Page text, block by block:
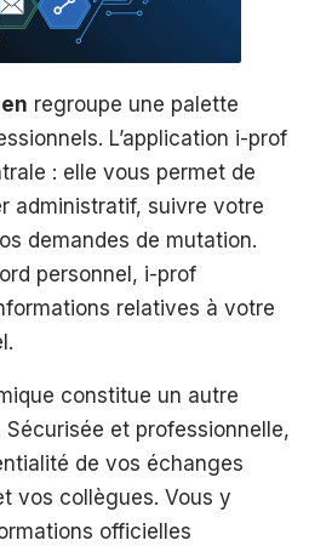
regroupe une palette
L’application i-prof
: elle vous permet de
administratif, suivre votre
demandes de mutation.
personnel, i-prof
relatives à votre
constitue un autre
et professionnelle,
de vos échanges
vos collègues. Vous y
officielles